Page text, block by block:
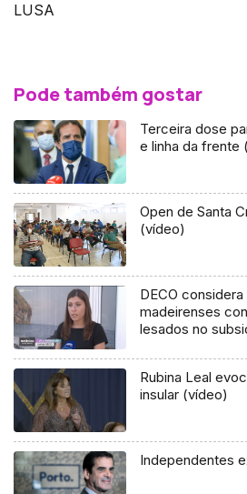
LUSA
Pode também gostar
Terceira dose
e linha da frente
Open de Santa
(vídeo)
DECO
madeirenses
lesados no
Rubina Leal
insular (vídeo)
Independentes